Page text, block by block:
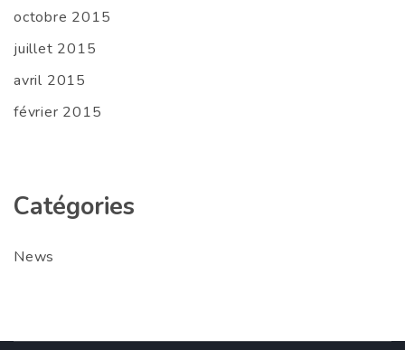
octobre 2015
juillet 2015
avril 2015
février 2015
Catégories
News